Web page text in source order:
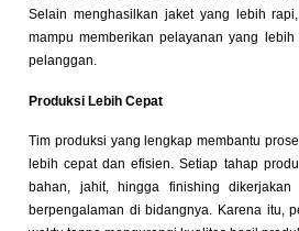
Selain menghasilkan jaket yang lebih
mampu memberikan pelayanan yang
pelanggan.
Produksi Lebih Cepat
Tim produksi yang lengkap membantu
lebih cepat dan efisien. Setiap tahap
bahan, jahit, hingga finishing
berpengalaman di bidangnya. Karena itu,